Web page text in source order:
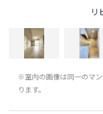
リ
※室内の画像は同一のマ
ります。